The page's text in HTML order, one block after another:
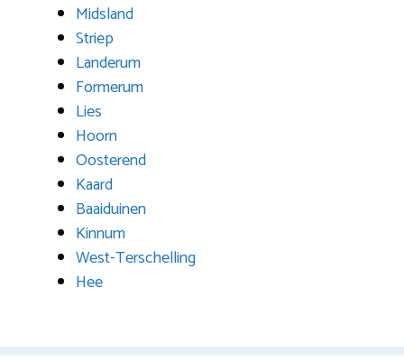
Midsland
Striep
Landerum
Formerum
Lies
Hoorn
Oosterend
Kaard
Baaiduinen
Kinnum
West-Terschelling
Hee